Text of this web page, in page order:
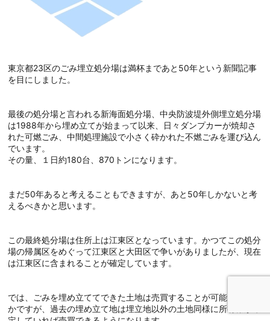
東京都23区のごみ埋立処分場は満杯まであと50年という新聞記事
を目にしました。
最後の処分場と言われる新海面処分場、中央防波堤外側埋立処分場
は1988年から埋め立てが始まって以来、日々ダンプカーが焼却さ
れた可燃ごみ、中間処理施設で小さく砕かれた不燃ごみを運び込ん
でいます。
その量、１日約180台、870トンになります。
まだ50年あると考えることもできますが、あと50年しかないと考
えるべきかと思います。
この最終処分場は住所上は江東区となっています。かつてこの処分
場の帰属区をめぐって江東区と大田区で争いがありましたが、現在
は江東区に含まれることが確定しています。
では、ごみを埋め立ててできた土地は売買することが可能になるの
かですが、過去の埋め立て地は埋立地以外の土地同様に所有権が確